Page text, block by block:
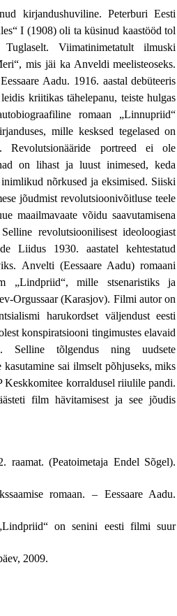
kirjandushuviline. Peterburi Eesti
I (1908) oli ta küsinud kaastööd tol
Viimatinimetatult ilmuski
mis jäi ka Anveldi meelisteoseks.
Aadu. 1916. aastal debüteeris
kriitikas tähelepanu, teiste hulgas
romaan „Linnupriid“
mille kesksed tegelased on
Revolutsionääride portreed ei ole
on lihast ja luust inimesed, keda
nõrkused ja eksimised. Siiski
jõudmist revolutsioonivõitluse teele
maailmavaate võidu saavutamisena
revolutsioonilisest ideoloogiast
Liidus 1930. aastatel kehtestatud
Anvelti (Eessaare Aadu) romaani
„Lindpriid“, mille stsenaristiks ja
Orgussaar (Karasjov). Filmi autor on
harukordset väljendust eesti
konspiratsiooni tingimustes elavaid
Selline tõlgendus ning uudsete
sai ilmselt põhjuseks, miks
Keskkomitee korraldusel riiulile pandi.
film hävitamisest ja see jõudis
(Peatoimetaja Endel Sõgel).
romaan. – Eessaare Aadu.
on senini eesti filmi suur
2009.